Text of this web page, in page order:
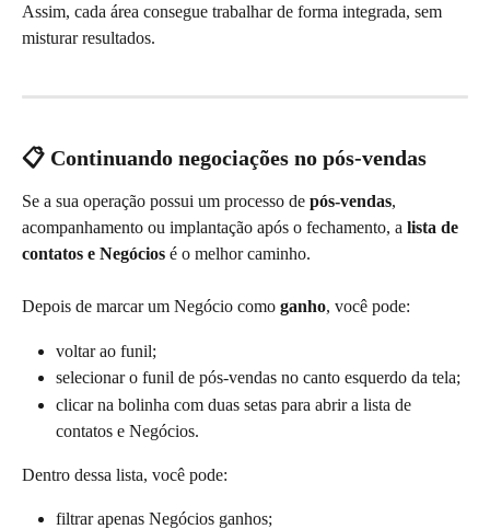
Assim, cada área consegue trabalhar de forma integrada, sem
misturar resultados.
📋 Continuando negociações no pós-vendas
Se a sua operação possui um processo de pós-vendas,
acompanhamento ou implantação após o fechamento, a lista de
contatos e Negócios é o melhor caminho.
Depois de marcar um Negócio como ganho, você pode:
voltar ao funil;
selecionar o funil de pós-vendas no canto esquerdo da tela;
clicar na bolinha com duas setas para abrir a lista de
contatos e Negócios.
Dentro dessa lista, você pode:
filtrar apenas Negócios ganhos;